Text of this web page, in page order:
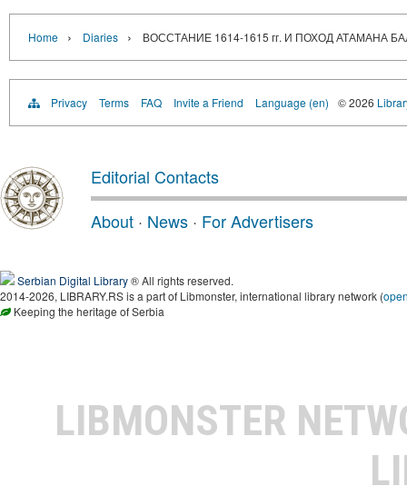
Home › Diaries › ВОССТАНИЕ 1614-1615 гг. И ПОХОД АТАМАНА
Privacy Terms FAQ Invite a Friend Language (en) © 2026
Editorial Contacts
About · News · For Advertisers
Serbian Digital Library® All rights reserved.
2014-2026, LIBRARY.RS is a part of Libmonster, international library network (
Keeping the heritage of Serbia
LIBMONSTER